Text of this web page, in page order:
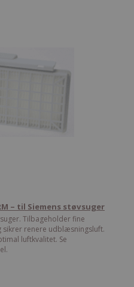
– til Siemens støvsuger
Tilbageholder fine
renere udblæsningsluft.
luftkvalitet. Se